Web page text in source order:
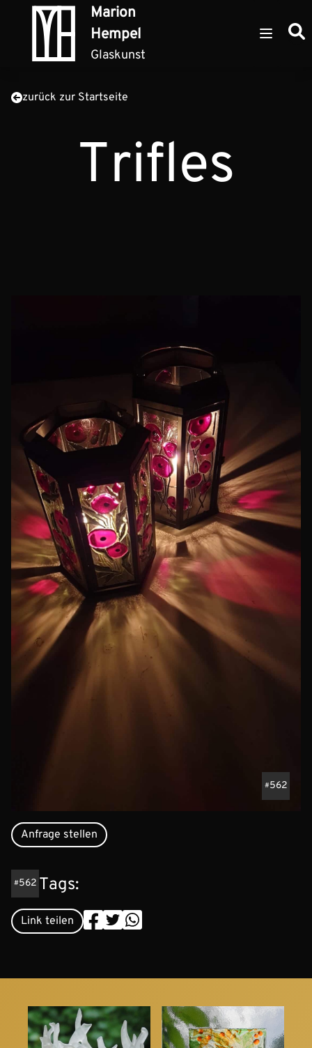
Zum Inhalt springenMarion
Hempel
Glaskunst
Open
zurück zur Startseite
Trifles
562
562 Tags:
Link teilen
Anfrage stellen